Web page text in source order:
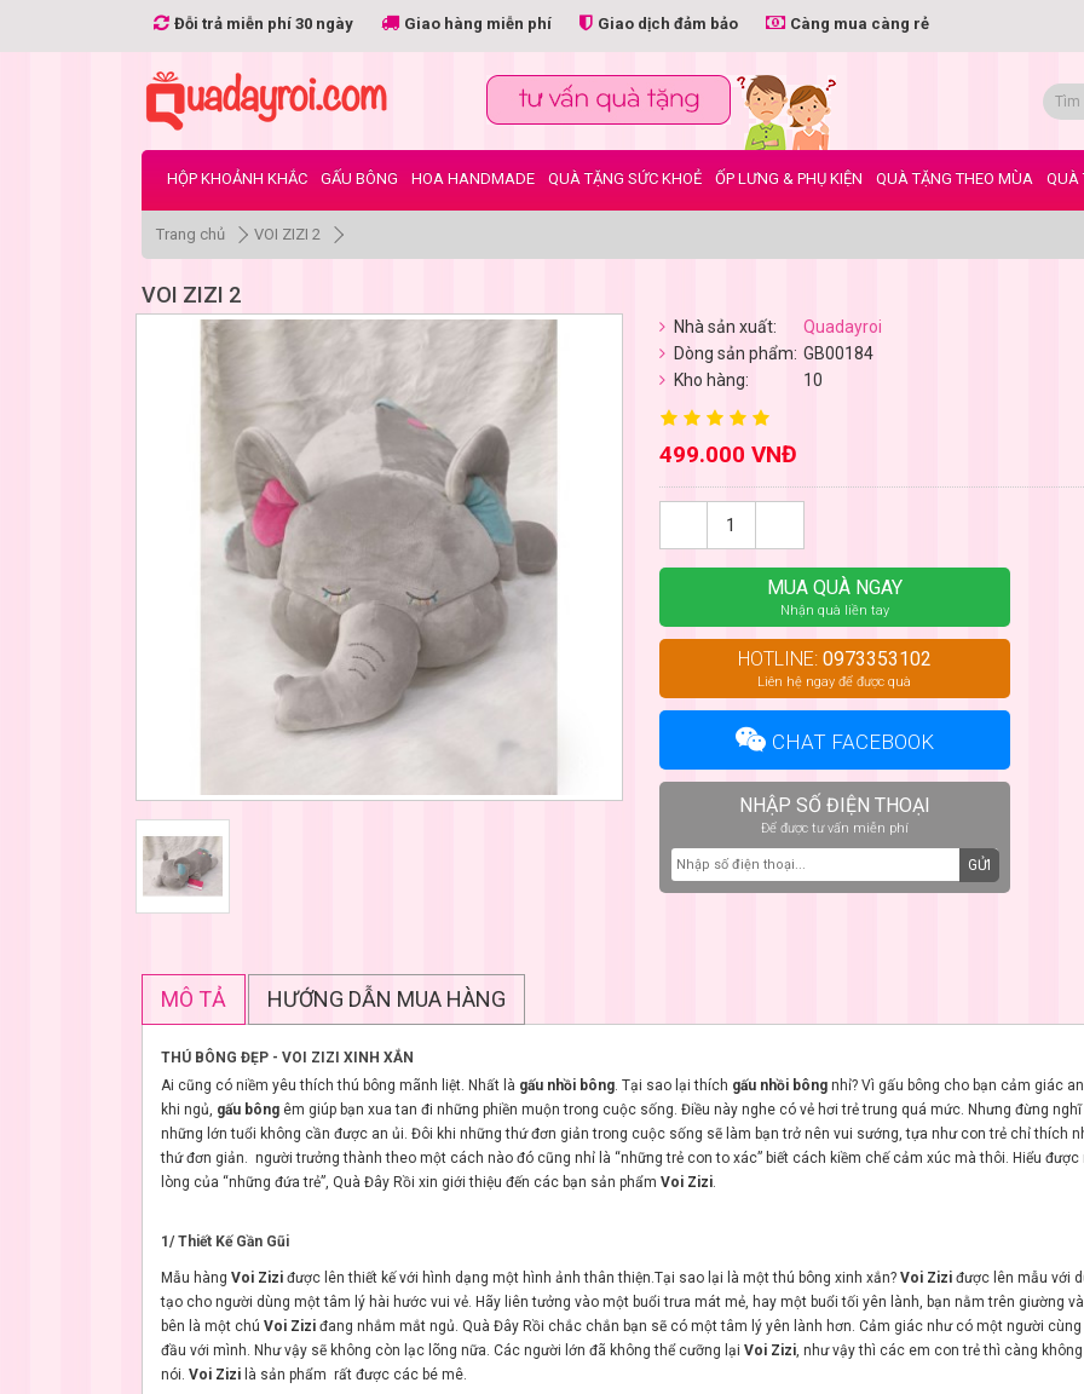
Đỗi trả miễn phí 30 ngày Giao hàng miễn phí Giao dịch đảm bảo Càng mua càng rẻ
HỘP KHOẢNH KHẮC GẤU BÔNG HOA HANDMADE QUÀ TẶNG SỨC KHOẺ ỐP LƯNG & PHỤ KIỆN QUÀ TẶNG THEO MÙA QUÀ
Trang chủ VOI ZIZI 2
VOI ZIZI 2
Nhà sản xuất:
Quadayroi
Dòng sản phẩm: GB00184
Kho hàng:
10
499.000 VNĐ
MUA QUÀ NGAY
Nhận quà liền tay
HOTLINE: 0973353102
Liên hệ ngay để được quà
CHAT FACEBOOK
NHẬP SỐ ĐIỆN THOẠI
Để được tư vấn miễn phí
GỬI
MÔ TẢ HƯỚNG DẪN MUA HÀNG
THÚ BÔNG ĐẸP - VOI ZIZI XINH XẮN
Ai cũng có niềm yêu thích thú bông mãnh liệt. Nhất là gấu nhồi bông . Tại sao lại thích gấu nhồi bông nhỉ? Vì gấu bông cho bạn cảm giác
khi ngủ, gấu bông êm giúp bạn xua tan đi những phiền muộn trong cuộc sống. Điều này nghe có vẻ hơi trẻ trung quá mức. Nhưng đừng nghĩ
những lớn tuổi không cần được an ủi. Đôi khi những thứ đơn giản trong cuộc sống sẽ làm bạn trở nên vui sướng, tựa như con trẻ chỉ thích
thứ đơn giản. người trưởng thành theo một cách nào đó cũng nhỉ là “những trẻ con to xác” biết cách kiềm chế cảm xúc mà thôi. Hiểu được
lòng của “những đứa trẻ”, Quà Đây Rồi xin giới thiệu đến các bạn sản phẩm Voi Zizi
1/ Thiết Kế Gần Gũi
Mẫu hàng Voi Zizi được lên thiết kế với hình dạng một hình ảnh thân thiện.Tại sao lại là một thú bông xinh xắn? Voi Zizi được lên mẫu với
tạo cho người dùng một tâm lý hài hước vui vẻ. Hãy liên tưởng vào một buổi trưa mát mẻ, hay một buổi tối yên lành, bạn nằm trên giường
bên là một chú Voi Zizi đang nhắm mắt ngủ. Quà Đây Rồi chắc chắn bạn sẽ có một tâm lý yên lành hơn. Cảm giác như có một người
đầu với mình. Như vậy sẽ không còn lạc lõng nữa. Các người lớn đã không thể cưỡng lại Voi Zizi , như vậy thì các em con trẻ thì càng
nói. Voi Zizi là sản phẩm rất được các bé mê.